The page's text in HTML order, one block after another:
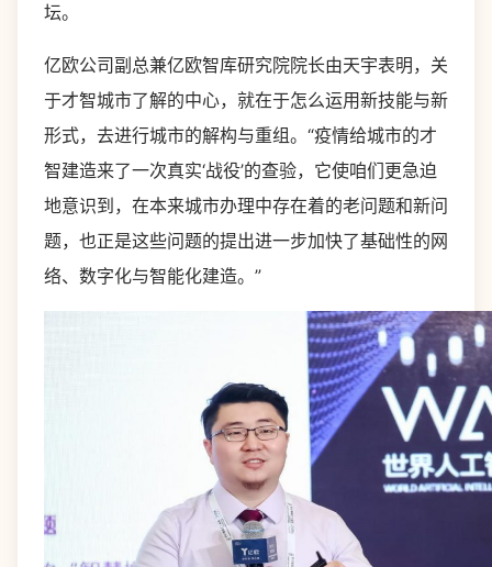
坛。
亿欧公司副总兼亿欧智库研究院院长由天宇表明，关
于才智城市了解的中心，就在于怎么运用新技能与新
形式，去进行城市的解构与重组。“疫情给城市的才
智建造来了一次真实‘战役’的查验，它使咱们更急迫
地意识到，在本来城市办理中存在着的老问题和新问
题，也正是这些问题的提出进一步加快了基础性的网
络、数字化与智能化建造。”